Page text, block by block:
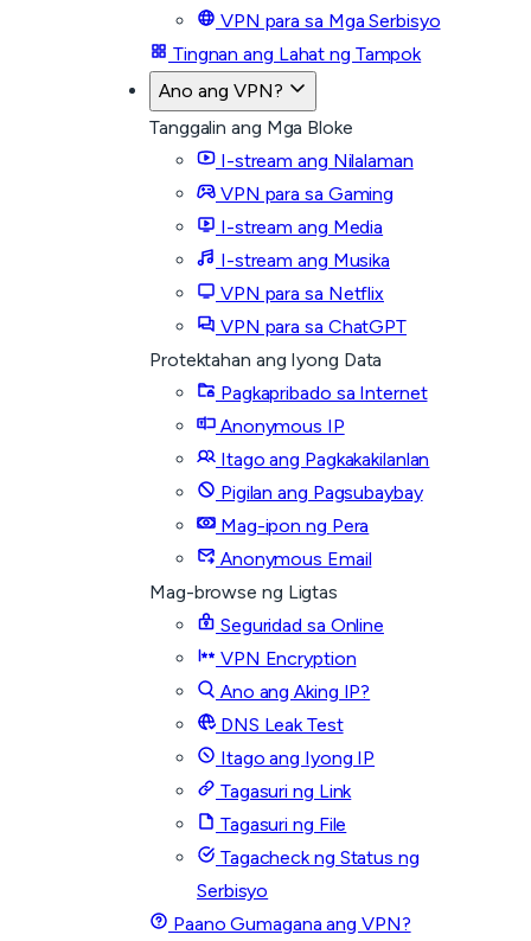
VPN para sa Mga Serbisyo
Tingnan ang Lahat ng Tampok
Ano ang VPN?
Tanggalin ang Mga Bloke
I-stream ang Nilalaman
VPN para sa Gaming
I-stream ang Media
I-stream ang Musika
VPN para sa Netflix
VPN para sa ChatGPT
Protektahan ang Iyong Data
Pagkapribado sa Internet
Anonymous IP
Itago ang Pagkakakilanlan
Pigilan ang Pagsubaybay
Mag-ipon ng Pera
Anonymous Email
Mag-browse ng Ligtas
Seguridad sa Online
VPN Encryption
Ano ang Aking IP?
DNS Leak Test
Itago ang Iyong IP
Tagasuri ng Link
Tagasuri ng File
Tagacheck ng Status ng
Serbisyo
Paano Gumagana ang VPN?